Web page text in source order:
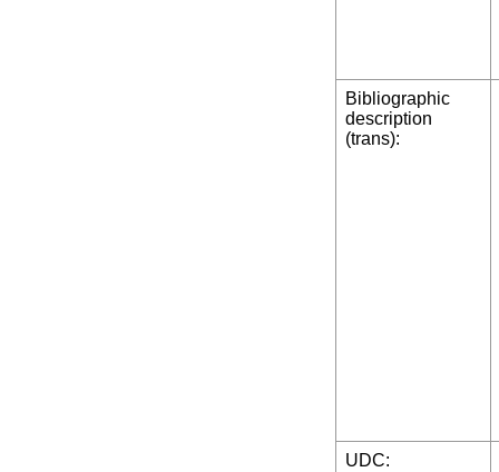
Bibliographic
description
(trans):
UDC: